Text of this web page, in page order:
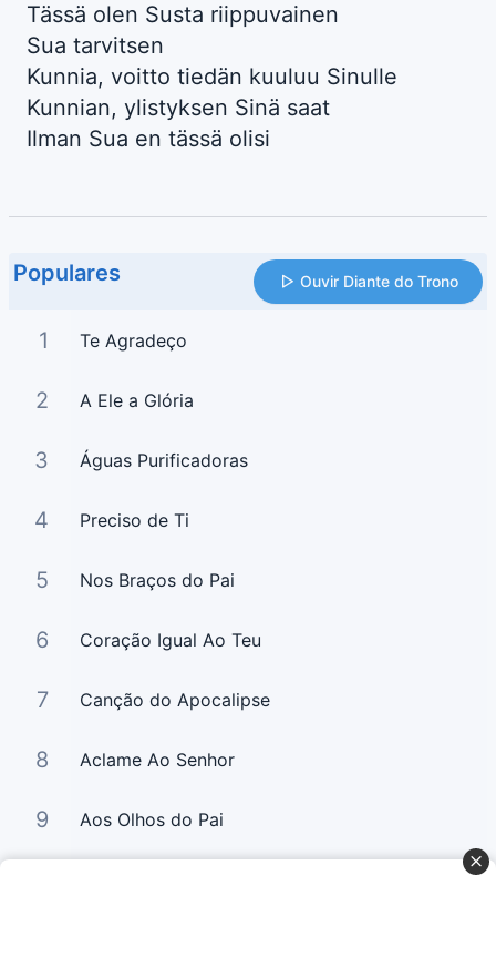
Tässä olen Susta riippuvainen
Sua tarvitsen
Kunnia, voitto tiedän kuuluu Sinulle
Kunnian, ylistyksen Sinä saat
Ilman Sua en tässä olisi
Populares Ouvir Diante do Trono
1 Te Agradeço
2 A Ele a Glória
3 Águas Purificadoras
4 Preciso de Ti
5 Nos Braços do Pai
6 Coração Igual Ao Teu
7 Canção do Apocalipse
8 Aclame Ao Senhor
9 Aos Olhos do Pai